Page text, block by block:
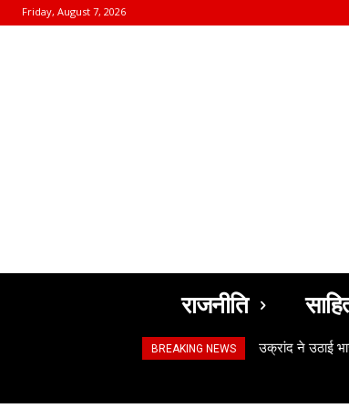
Friday, August 7, 2026
राजनीति
BREAKING NEWS उक्रांद ने उठाई